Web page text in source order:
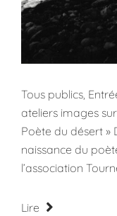
Tous publics,
ateliers images
Poète du désert »
naissance du
l’association
Lire